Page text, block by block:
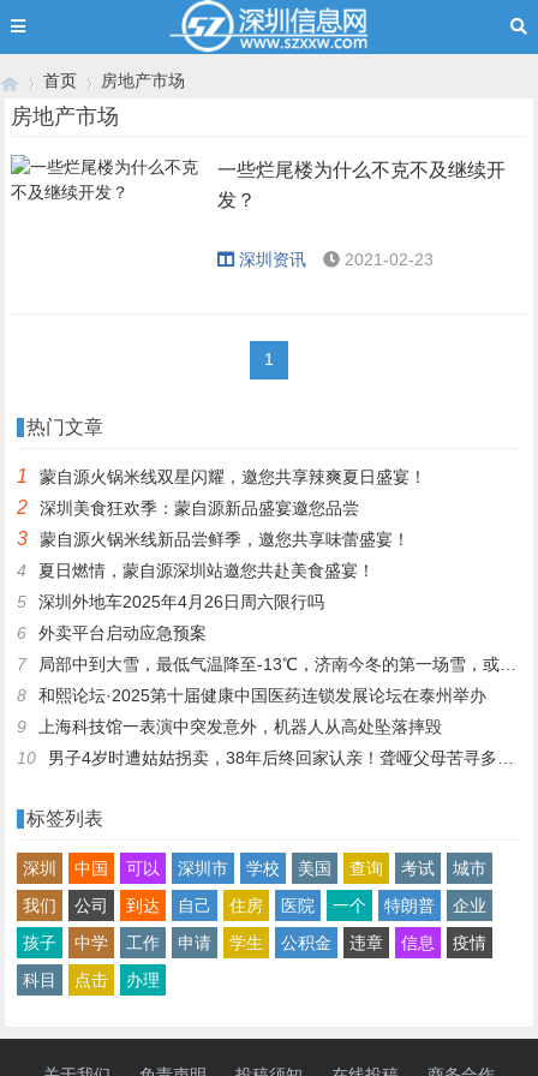
›
首页
›
房地产市场
房地产市场
一些烂尾楼为什么不克不及继续开
发？
深圳资讯 2021-02-23
1
热门文章
1 蒙自源火锅米线双星闪耀，邀您共享辣爽夏日盛宴！
2 深圳美食狂欢季：蒙自源新品盛宴邀您品尝
3
蒙自源火锅米线新品尝鲜季，邀您共享味蕾盛宴！
4
夏日燃情，蒙自源深圳站邀您共赴美食盛宴！
5
深圳外地车2025年4月26日周六限行吗
6
外卖平台启动应急预案
7
局部中到大雪，最低气温降至-13℃，济南今冬的第一场雪，或跟去年同一时间！
8
和熙论坛·2025第十届健康中国医药连锁发展论坛在泰州举办
9
上海科技馆一表演中突发意外，机器人从高处坠落摔毁
10
男子4岁时遭姑姑拐卖，38年后终回家认亲！聋哑父母苦寻多年，母亲已抱憾离世丨红星寻人
标签列表
深圳 中国 可以 深圳市 学校 美国 查询 考试
城市
我们
公司 到达 自己 住房 医院 一个 特朗普
企业
孩子
中学 工作 申请 学生 公积金 违章 信息
疫情
科目
点击 办理